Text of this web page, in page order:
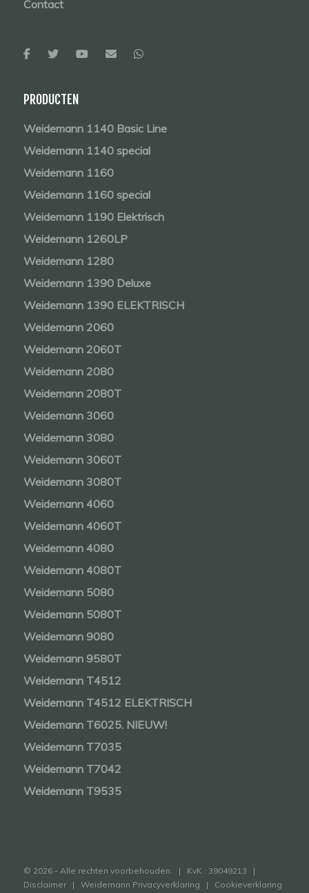
Contact
PRODUCTEN
Weidemann 1140 Basic Line
Weidemann 1140 special
Weidemann 1160
Weidemann 1160 special
Weidemann 1190 Elektrisch
Weidemann 1260LP
Weidemann 1280
Weidemann 1390 Deluxe
Weidemann 1390 ELEKTRISCH
Weidemann 2060
Weidemann 2060T
Weidemann 2080
Weidemann 2080T
Weidemann 3060
Weidemann 3080
Weidemann 3060T
Weidemann 3080T
Weidemann 4060
Weidemann 4060T
Weidemann 4080
Weidemann 4080T
Weidemann 5080
Weidemann 5080T
Weidemann 9080
Weidemann 9580T
Weidemann T4512
Weidemann T4512 ELEKTRISCH
Weidemann T6025. NIEUW!
Weidemann T7035
Weidemann T7042
Weidemann T9535
© 2026 - Alle rechten voorbehouden. | KvK : 39049213 |
Disclaimer|Weidemann Privacyverklaring | Cookieverklaring